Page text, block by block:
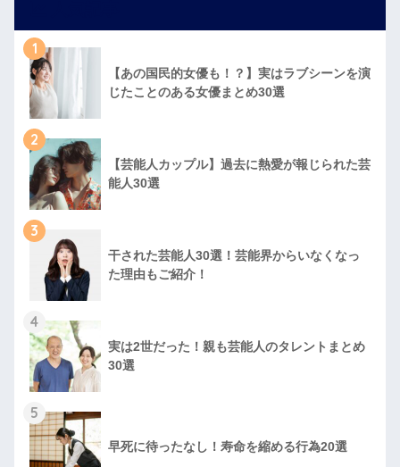
1
【あの国民的女優も！？】実はラブシーンを演
じたことのある女優まとめ30選
2
【芸能人カップル】過去に熱愛が報じられた芸
能人30選
3
干された芸能人30選！芸能界からいなくなっ
た理由もご紹介！
4
実は2世だった！親も芸能人のタレントまとめ
30選
5
早死に待ったなし！寿命を縮める行為20選